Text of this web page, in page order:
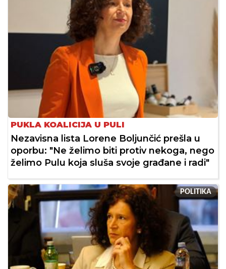
PUKLA KOALICIJA U PULI
Nezavisna lista Lorene Boljunčić prešla u
oporbu: "Ne želimo biti protiv nekoga, nego
želimo Pulu koja sluša svoje građane i radi"
POLITIKA